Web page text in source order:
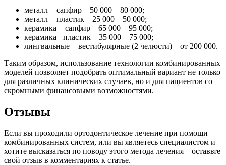
металл + сапфир – 50 000 – 80 000;
металл + пластик – 25 000 – 50 000;
керамика + сапфир – 65 000 – 95 000;
керамика+ пластик – 35 000 – 75 000;
лингвальные + вестибулярные (2 челюсти) – от 200 000.
Таким образом, использование технологии комбинированных
моделей позволяет подобрать оптимальный вариант не только
для различных клинических случаев, но и для пациентов со
скромными финансовыми возможностями.
Отзывы
Если вы проходили ортодонтическое лечение при помощи
комбинированных систем, или вы являетесь специалистом и
хотите высказаться по поводу этого метода лечения – оставьте
свой отзыв в комментариях к статье.